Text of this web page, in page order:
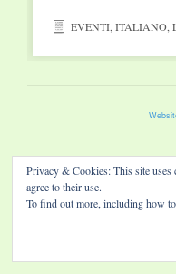
EVENTI,ITALIANO,
Privacy & Cookies: This site
agree to their use.
To find out more, including how